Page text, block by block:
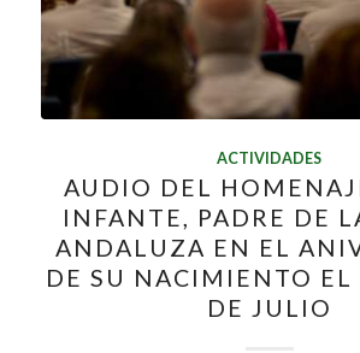
ACTIVIDADES
AUDIO DEL
INFANTE, PADRE DE
ANDALUZA EN EL
DE SU NACIMIENTO EL
DE JULIO